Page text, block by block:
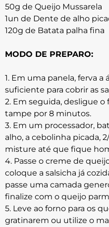
50g de Queijo Mussarela
1un de Dente de alho
120g de Batata palha fina
MODO DE PREPARO:
1. Em uma panela, ferva
suficiente para cobrir as
2. Em seguida, desligue o
tampe por 8 minutos.
3. Em um processador,
alho, a cebolinha picada,
misture até que fique
4. Passe o creme de
coloque a salsicha já
passe uma camada
finalize com o queijo
5. Leve ao forno para os
gratinarem ou utilize o